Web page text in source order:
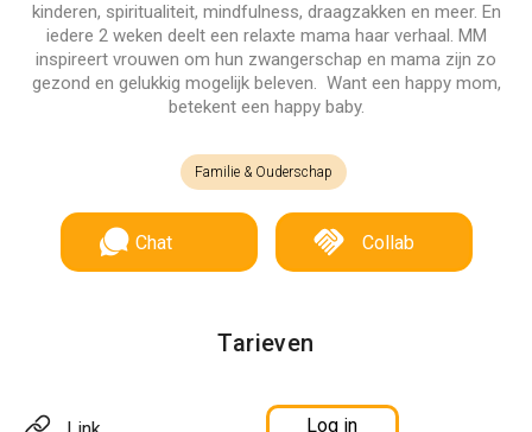
kinderen, spiritualiteit, mindfulness, draagzakken en meer. En
iedere 2 weken deelt een relaxte mama haar verhaal. MM
inspireert vrouwen om hun zwangerschap en mama zijn zo
gezond en gelukkig mogelijk beleven. Want een happy mom,
betekent een happy baby.
Familie & Ouderschap
Chat Collab
Tarieven
Log in